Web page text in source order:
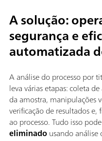
A solução:
segurança e
automatizada
A análise do processo por
leva várias etapas: coleta
da amostra, manipulações
verificação de resultados
ao processo. Tudo isso pode
eliminadousando